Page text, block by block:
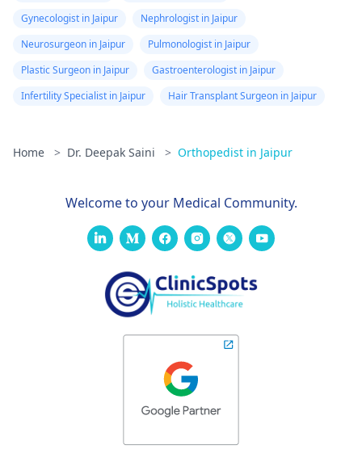
Gynecologist in Jaipur
Nephrologist in Jaipur
Neurosurgeon in Jaipur
Pulmonologist in Jaipur
Plastic Surgeon in Jaipur
Gastroenterologist in Jaipur
Infertility Specialist in Jaipur
Hair Transplant Surgeon in Jaipur
Home > Dr. Deepak Saini > Orthopedist in Jaipur
Welcome to your Medical Community.